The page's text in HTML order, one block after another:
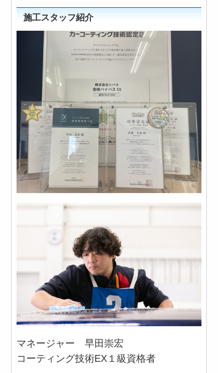
施工スタッフ紹介
マネージャー 早田崇宏
コーティング技術EX１級資格者